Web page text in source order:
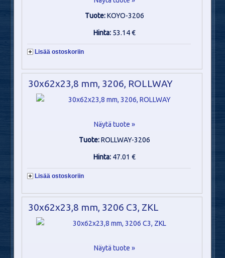
Tuote:KOYO-3206
Hinta: 53.14 €
Lisää ostoskoriin
30x62x23,8 mm, 3206, ROLLWAY
Näytä tuote »
Tuote:ROLLWAY-3206
Hinta: 47.01 €
Lisää ostoskoriin
30x62x23,8 mm, 3206 C3, ZKL
Näytä tuote »